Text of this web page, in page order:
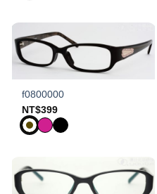
f0800000
NT$399